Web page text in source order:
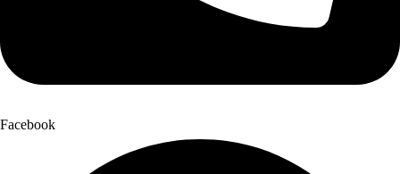
Facebook